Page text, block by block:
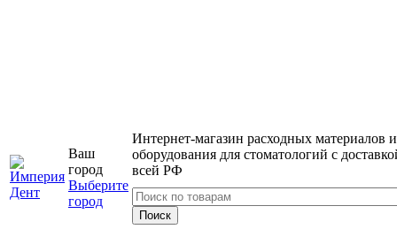
Ваш
город
Выберите
город
Интернет-магазин расходных материалов и
оборудования для стоматологий с
всей РФ